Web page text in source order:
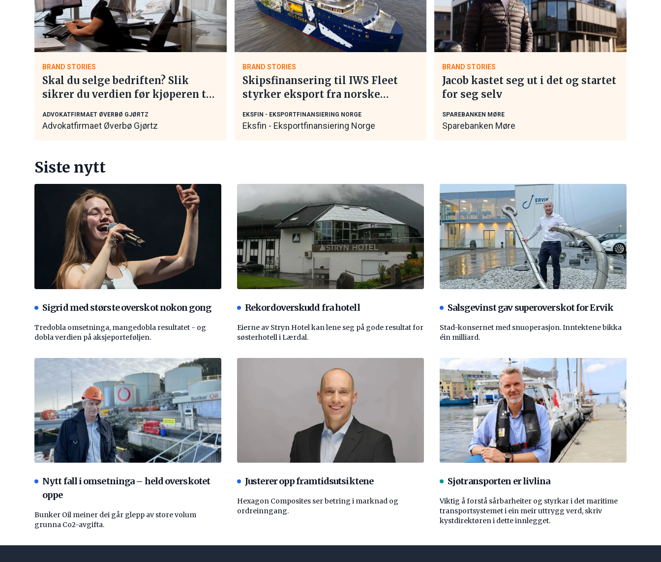
BRAND STORIES
Skal du selge bedriften? Slik
sikrer du verdien før kjøperen tar
ADVOKATFIRMAET ØVERBØ GJØRTZ
Advokatfirmaet Øverbø Gjørtz
BRAND STORIES
Skipsfinansering til IWS Fleet
styrker eksport fra norske
EKSFIN - EKSPORTFINANSIERING NORGE
Eksfin - Eksportfinansiering Norge
BRAND STORIES
Jacob kastet seg ut i det og startet
for seg selv
SPAREBANKEN MØRE
Sparebanken Møre
Siste nytt
Sigrid med største overskot nokon gong
Tredobla omsetninga, mangedobla resultatet - og
dobla verdien på aksjeporteføljen.
Rekordoverskudd fra hotell
Eierne av Stryn Hotel kan lene seg på gode resultat for
søsterhotell i Lærdal.
Salsgevinst gav superoverskot for Ervik
Stad-konsernet med snuoperasjon. Inntektene bikka
éin milliard.
Nytt fall i omsetninga – held overskotet
oppe
Bunker Oil meiner dei går glepp av store volum
grunna Co2-avgifta.
Justerer opp framtidsutsiktene
Hexagon Composites ser betring i marknad og
ordreinngang.
Sjøtransporten er livlina
Viktig å forstå ­sårbarheiter og styrkar i det maritime
transport­systemet i ein meir uttrygg verd, skriv
kystdirektøren i dette innlegget.